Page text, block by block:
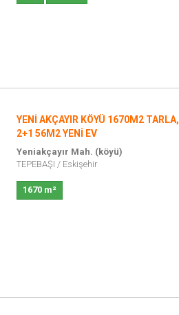
YENİ AKÇAYIR KÖYÜ 1670M2 TARLA,
2+1 56M2 YENİ EV
Yeniakçayır Mah. (köyü)
TEPEBAŞI / Eskişehir
1670 m²